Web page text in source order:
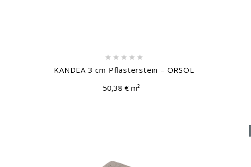
    
KANDEA 3 cm Pflasterstein – ORSOL
50,38 € m²